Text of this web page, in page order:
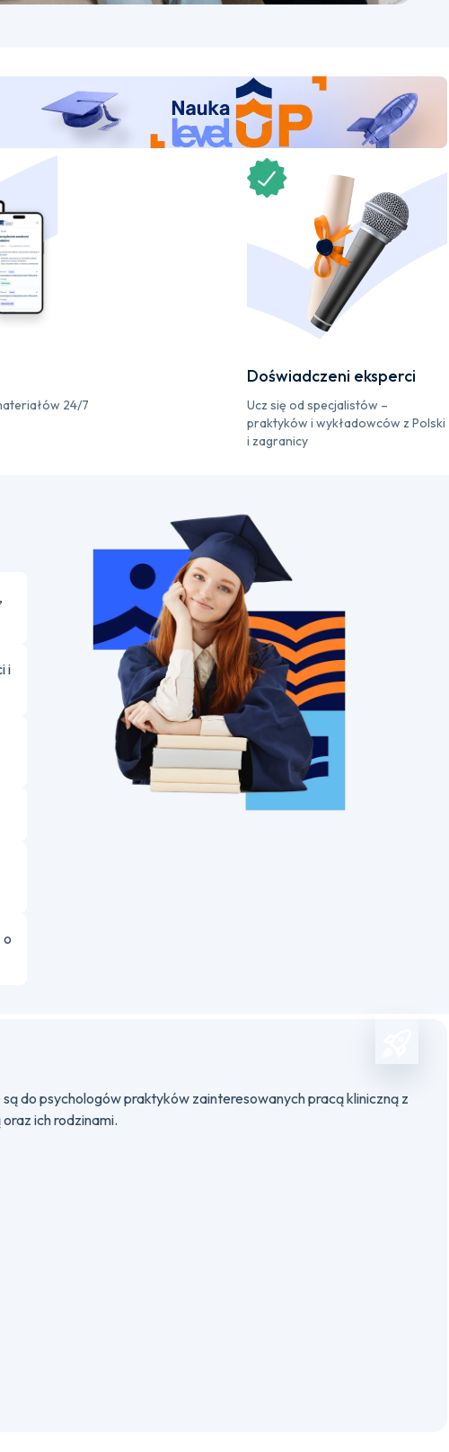
24/7
Doświadczeni eksperci
Ucz się od specjalistów –
praktyków i wykładowców z Polski
i zagranicy
i
o
do psychologów praktyków zainteresowanych pracą kliniczną z
ich rodzinami.